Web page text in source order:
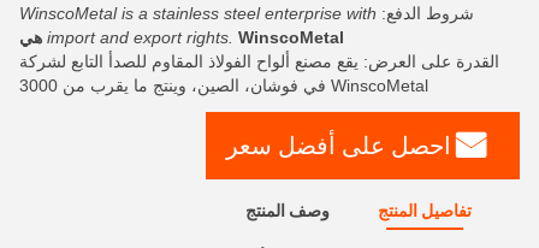
شروط الدفع: WinscoMetal is a stainless steel enterprise with
import and export rights. WinscoMetal هي
القدرة على العرض: يقع مصنع ألواح الفولاذ المقاوم للصدأ التابع لشركة
WinscoMetal في فوشان، الصين، وينتج ما يقرب من 3000
احصل على أفضل سعر
تفاصيل المنتج وصف المنتج